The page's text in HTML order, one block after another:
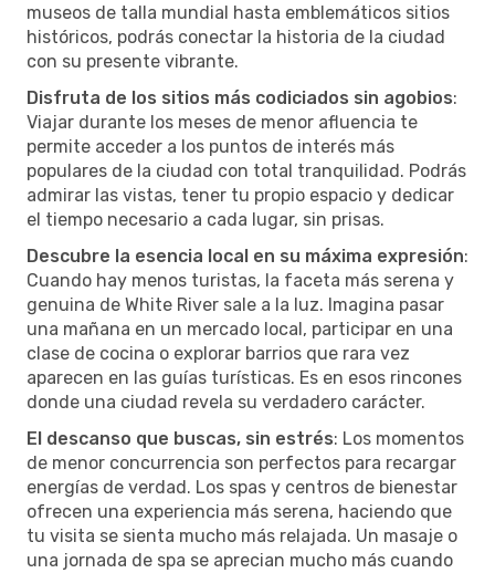
museos de talla mundial hasta emblemáticos sitios
históricos, podrás conectar la historia de la ciudad
con su presente vibrante.
Disfruta de los sitios más codiciados sin agobios:
Viajar durante los meses de menor afluencia te
permite acceder a los puntos de interés más
populares de la ciudad con total tranquilidad. Podrás
admirar las vistas, tener tu propio espacio y dedicar
el tiempo necesario a cada lugar, sin prisas.
Descubre la esencia local en su máxima expresión:
Cuando hay menos turistas, la faceta más serena y
genuina de White River sale a la luz. Imagina pasar
una mañana en un mercado local, participar en una
clase de cocina o explorar barrios que rara vez
aparecen en las guías turísticas. Es en esos rincones
donde una ciudad revela su verdadero carácter.
El descanso que buscas, sin estrés: Los momentos
de menor concurrencia son perfectos para recargar
energías de verdad. Los spas y centros de bienestar
ofrecen una experiencia más serena, haciendo que
tu visita se sienta mucho más relajada. Un masaje o
una jornada de spa se aprecian mucho más cuando